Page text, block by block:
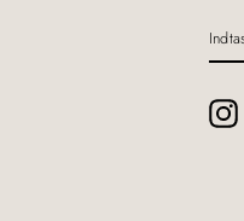
DIN
E-